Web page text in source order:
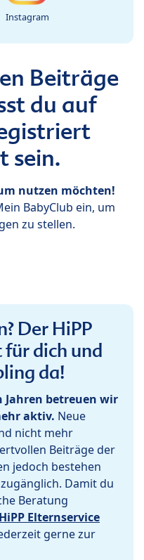
Instagram
Beiträge
du auf
sein.
nutzen möchten!
BabyClub ein, um
zu stellen.
Der HiPP
dich und
da!
Jahren betreuen wir
aktiv. Neue
nicht mehr
Beiträge der
jedoch bestehen
Damit du
Beratung
HiPP Elternservice
gerne zur